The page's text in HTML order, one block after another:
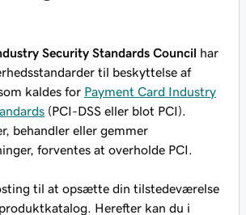
Security Standards Council har
til beskyttelse af
kaldes for Payment Card Industry
(PCI-DSS eller blot PCI).
behandler eller gemmer
forventes at overholde PCI.
til at opsætte din tilstedeværelse
Herefter kan du i